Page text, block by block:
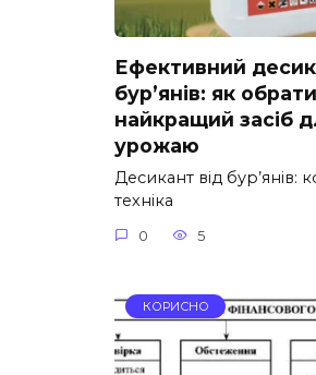
Ефективний
бур’янів: як обрати
найкращий засіб
урожаю
Десикант від бур’янів:
техніка
0 5
КОРИСНО